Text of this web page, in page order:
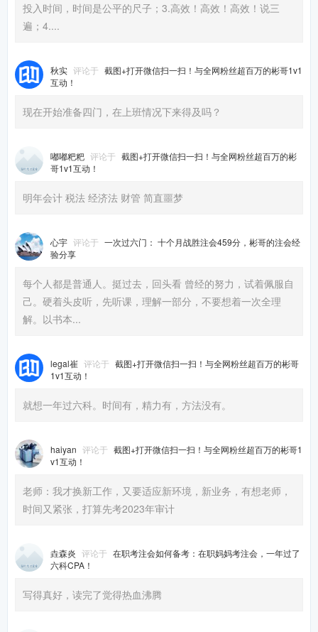
投入时间，时间是公平的尺子；3.高效！高效！高效！说三
遍；4....
秋实 评论于 截图+打开微信扫一扫！与全网粉丝超百万的彬哥1v1
互动！
现在开始准备四门，在上班情况下来得及吗？
嘟嘟粑粑 评论于 截图+打开微信扫一扫！与全网粉丝超百万的彬
哥1v1互动！
明年会计 税法 经济法 财管 简直噩梦
心宇 评论于 一次过六门： 十个月战胜注会459分，彬哥的注会经
验分享
每个人都是普通人。挺过去，回头看 曾经的努力，试着佩服自
己。硬着头皮听，先听课，理解一部分，不要想着一次全理
解。以书本...
legal崔 评论于 截图+打开微信扫一扫！与全网粉丝超百万的彬哥
1v1互动！
就想一年过六科。时间有，精力有，方法没有。
haiyan 评论于 截图+打开微信扫一扫！与全网粉丝超百万的彬哥1
v1互动！
老师：我才换新工作，又要适应新环境，新业务，有想老师，
时间又紧张，打算先考2023年审计
垚森炎 评论于 在职考注会如何备考：在职妈妈考注会，一年过了
六科CPA！
写得真好，读完了觉得热血沸腾